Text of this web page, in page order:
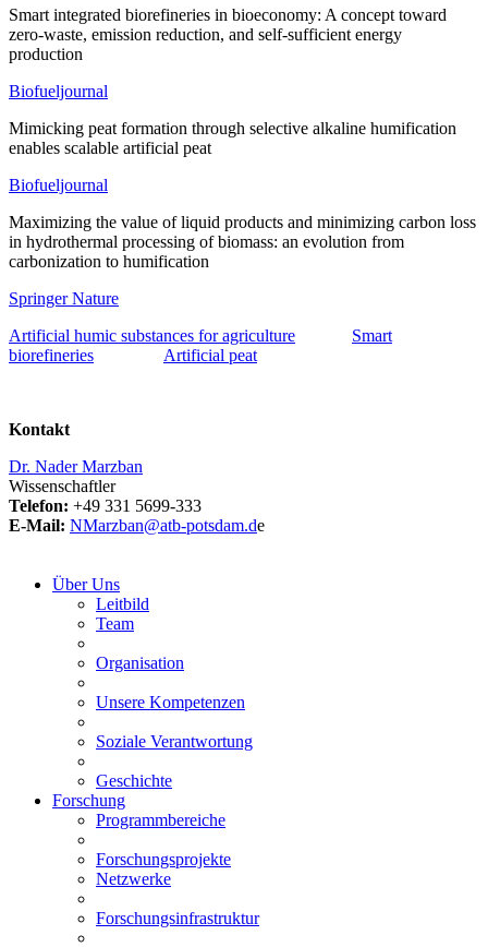
Smart integrated biorefineries in bioeconomy: A concept toward
zero-waste, emission reduction, and self-sufficient energy
production
Biofueljournal
Mimicking peat formation through selective alkaline humification
enables scalable artificial peat
Biofueljournal
Maximizing the value of liquid products and minimizing carbon loss
in hydrothermal processing of biomass: an evolution from
carbonization to humification
Springer Nature
Artificial humic substances for agriculture
Smart
biorefineries
Artificial peat
Kontakt
Dr. Nader Marzban
Wissenschaftler
Telefon: +49 331 5699-333
E-Mail: NMarzban@atb-potsdam.de
Über Uns
Leitbild
Team
Organisation
Unsere Kompetenzen
Soziale Verantwortung
Geschichte
Forschung
Programmbereiche
Forschungsprojekte
Netzwerke
Forschungsinfrastruktur